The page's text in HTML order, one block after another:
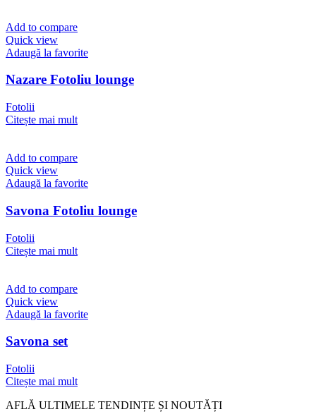
Add to compare
Quick view
Adaugă la favorite
Nazare Fotoliu lounge
Fotolii
Citește mai mult
Add to compare
Quick view
Adaugă la favorite
Savona Fotoliu lounge
Fotolii
Citește mai mult
Add to compare
Quick view
Adaugă la favorite
Savona set
Fotolii
Citește mai mult
AFLĂ ULTIMELE TENDINȚE ȘI NOUTĂȚI